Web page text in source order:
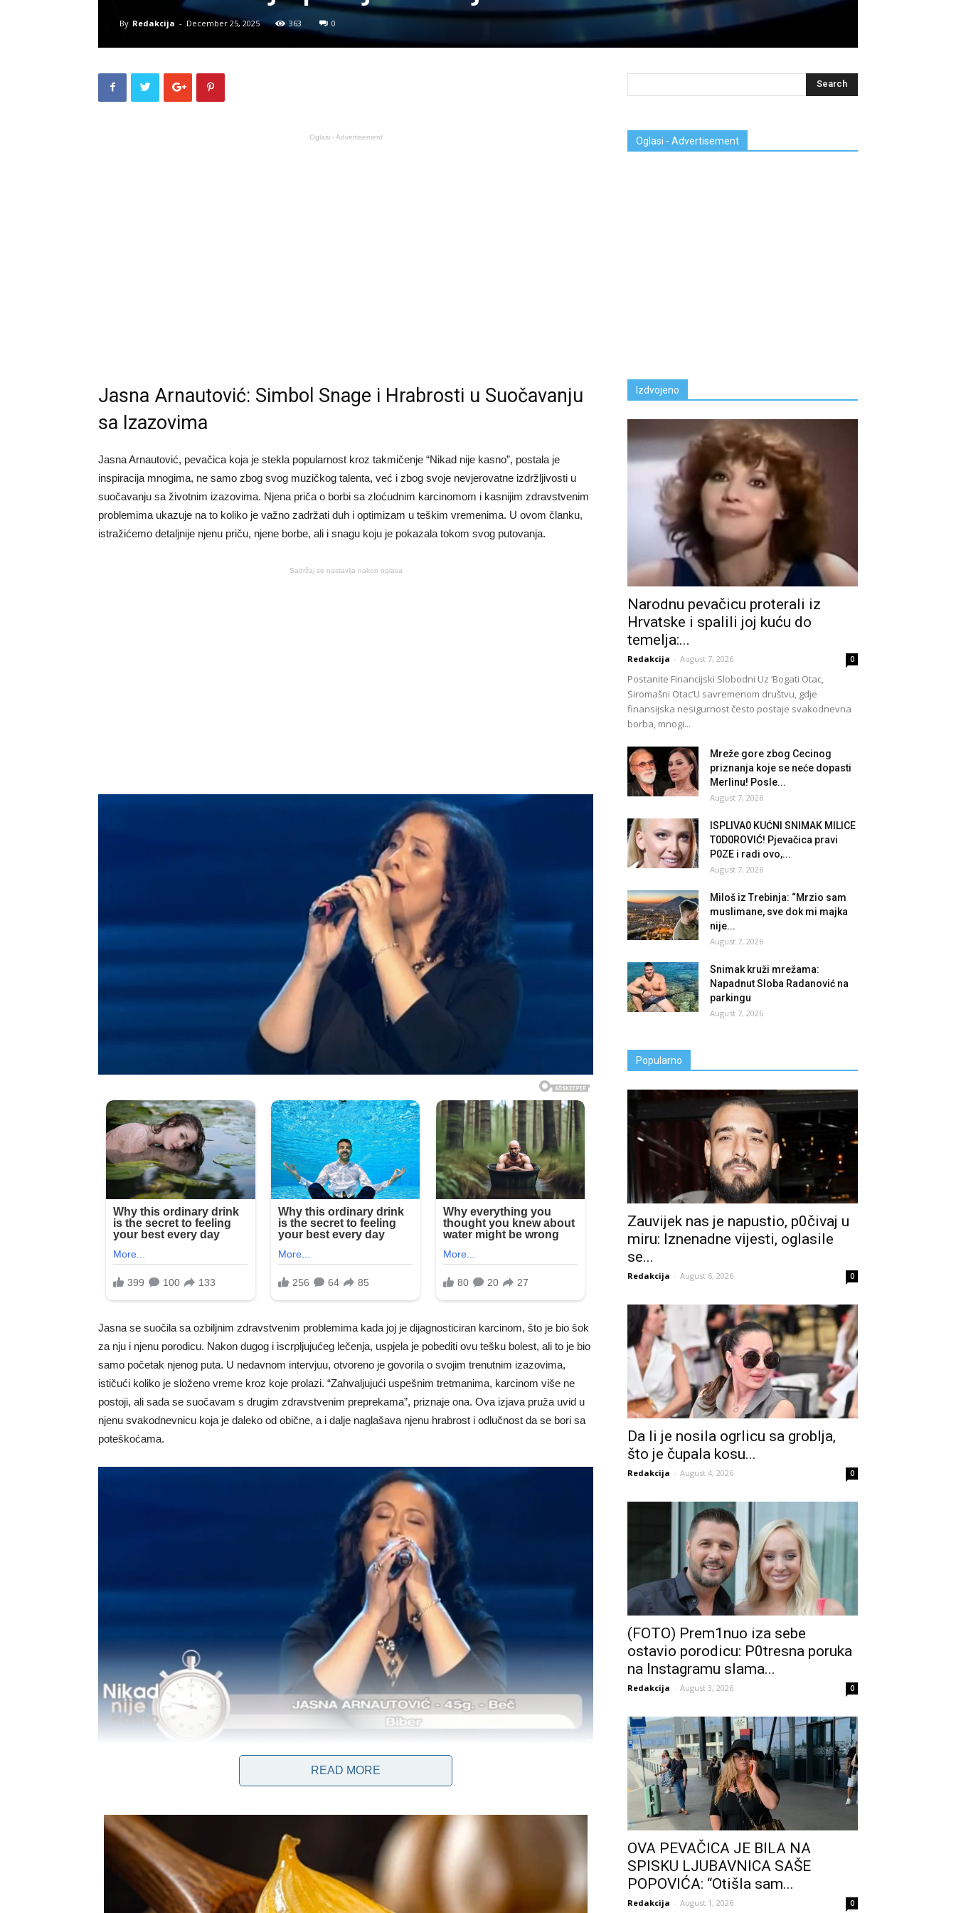
By Redakcija - December 25, 2025 363 0
Oglasi - Advertisement
Jasna Arnautović: Simbol Snage i Hrabrosti u Suočavanju
sa Izazovima
Jasna Arnautović, pevačica koja je stekla popularnost kroz takmičenje “Nikad nije kasno”, postala je
inspiracija mnogima, ne samo zbog svog muzičkog talenta, već i zbog svoje nevjerovatne izdržljivosti u
suočavanju sa životnim izazovima. Njena priča o borbi sa zloćudnim karcinomom i kasnijim zdravstvenim
problemima ukazuje na to koliko je važno zadržati duh i optimizam u teškim vremenima. U ovom članku,
istražićemo detaljnije njenu priču, njene borbe, ali i snagu koju je pokazala tokom svog putovanja.
Sadržaj se nastavlja nakon oglasa
Jasna se suočila sa ozbiljnim zdravstvenim problemima kada joj je dijagnosticiran karcinom, što je bio šok
za nju i njenu porodicu. Nakon dugog i iscrpljujućeg lečenja, uspjela je pobediti ovu tešku bolest, ali to je bio
samo početak njenog puta. U nedavnom intervjuu, otvoreno je govorila o svojim trenutnim izazovima,
ističući koliko je složeno vreme kroz koje prolazi. “Zahvaljujući uspešnim tretmanima, karcinom više ne
postoji, ali sada se suočavam s drugim zdravstvenim preprekama”, priznaje ona. Ova izjava pruža uvid u
njenu svakodnevnicu koja je daleko od obične, a i dalje naglašava njenu hrabrost i odlučnost da se bori sa
poteškoćama.
Prilagodba Na Novu Stvarnost
astma značajno su promenili njen način života. Umesto da se fokusira na muzičke nastupe, ona sada
ulaže više truda u rehabilitaciju i fizičke vežbe. Ovaj prelazak na terapiju i rehabilitaciju nije jednostavan, ali
Jasna se trudi da iz svake situacije izvuče najbolje. “Morala sam pronaći nove načine da se izrazim i da
uživam u životu,” dodaje ona. Njena snaga ne dolazi samo iz fizičkog aspekta, već i iz njene sposobnosti
da se nosi sa emocionalnim teretom koji bolesti donose.
READ MORE
Oglasi - Advertisement
Izdvojeno
Narodnu pevačicu proterali iz
Hrvatske i spalili joj kuću do
temelja:...
Redakcija - August 7, 2026 0
Postanite Financijski Slobodni Uz ‘Bogati Otac,
Siromašni Otac’U savremenom društvu, gdje
finansijska nesigurnost često postaje svakodnevna
borba, mnogi...
Mreže gore zbog Cecinog
priznanja koje se neće dopasti
Merlinu! Posle...
August 7, 2026
lSPLlVA0 KUĆNl SNlMAK MlLlCE
T0D0ROVlĆ! Pjevačica pravi
P0ZE i radi ovo,...
August 7, 2026
Miloš iz Trebinja: “Mrzio sam
muslimane, sve dok mi majka
nije...
August 7, 2026
Snimak kruži mrežama:
Napadnut Sloba Radanović na
parkingu
August 7, 2026
Popularno
Zauvijek nas je napustio, p0čivaj u
miru: Iznenadne vijesti, oglasile
se...
Redakcija - August 6, 2026 0
Da li je nosila ogrlicu sa groblja,
što je čupala kosu...
Redakcija - August 4, 2026 0
(FOTO) Prem1nuo iza sebe
ostavio porodicu: P0tresna poruka
na Instagramu sIama...
Redakcija - August 3, 2026 0
OVA PEVAČICA JE BILA NA
SPISKU LJUBAVNICA SAŠE
POPOVIĆA: “Otišla sam...
Redakcija - August 1, 2026 0